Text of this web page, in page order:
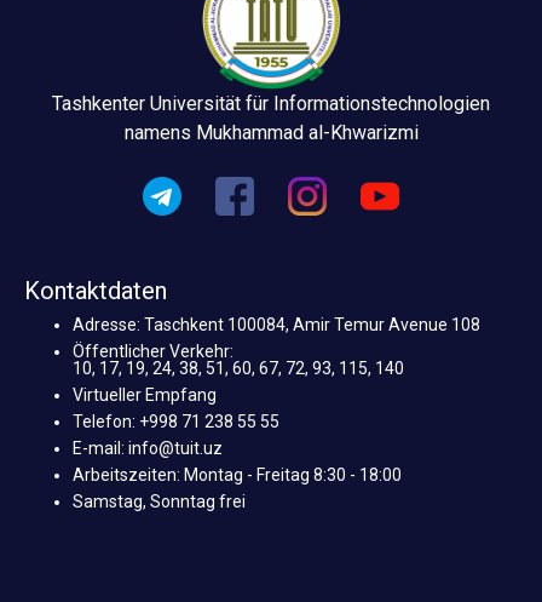
Tashkenter Universität für Informationstechnologien
namens Mukhammad al-Khwarizmi
Kontaktdaten
Adresse: Taschkent 100084, Amir Temur Avenue 108
Öffentlicher Verkehr:
10, 17, 19, 24, 38, 51, 60, 67, 72, 93, 115, 140
Virtueller Empfang
Telefon: +998 71 238 55 55
E-mail: info@tuit.uz
Arbeitszeiten: Montag - Freitag 8:30 - 18:00
Samstag, Sonntag frei